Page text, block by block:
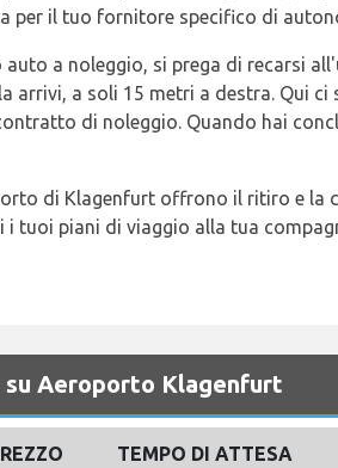
per il tuo fornitore specifico di
a noleggio, si prega di recarsi
arrivi, a soli 15 metri a destra. Qui
di noleggio. Quando hai
di Klagenfurt offrono il ritiro e la
i tuoi piani di viaggio alla tua
su Aeroporto Klagenfurt
TEMPO DI ATTESA